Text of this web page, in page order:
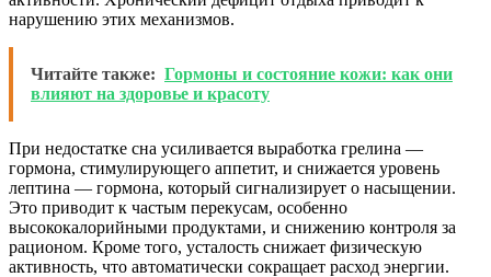
нарушению этих механизмов.
Читайте также: Гормоны и состояние кожи: как они
влияют на здоровье и красоту
При недостатке сна усиливается выработка грелина —
гормона, стимулирующего аппетит, и снижается уровень
лептина — гормона, который сигнализирует о насыщении.
Это приводит к частым перекусам, особенно
высококалорийными продуктами, и снижению контроля за
рационом. Кроме того, усталость снижает физическую
активность, что автоматически сокращает расход энергии.